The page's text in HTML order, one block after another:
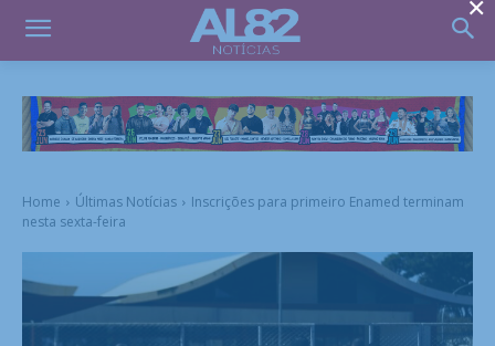
Home Últimas Notícias
Inscrições para primeiro Enamed terminam
nesta sexta-feira